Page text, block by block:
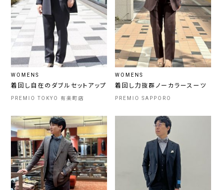
WOMENS
着回し自在のダブルセットアップ
PREMIO TOKYO 有楽町店
WOMENS
着回し力抜群ノーカラースーツ
PREMIO SAPPORO